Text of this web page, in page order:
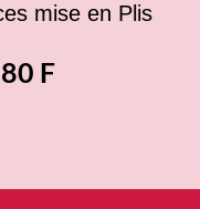
mise en Plis
F